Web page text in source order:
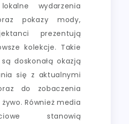
wydarzenia
pokazy mody,
prezentują
kolekcje. Takie
doskonałą okazją
się z aktualnymi
do zobaczenia
Również media
stanowią